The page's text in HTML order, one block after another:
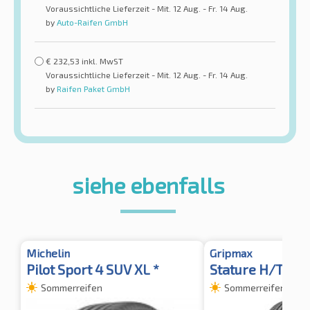
Voraussichtliche Lieferzeit - Mit. 12 Aug. - Fr. 14 Aug.
by Auto-Raifen GmbH
€ 232,53 inkl. MwST
Voraussichtliche Lieferzeit - Mit. 12 Aug. - Fr. 14 Aug.
by Raifen Paket GmbH
siehe ebenfalls
Michelin
Pilot Sport 4 SUV XL *
Sommerreifen
Gripmax
Stature H/T XL
Sommerreifen